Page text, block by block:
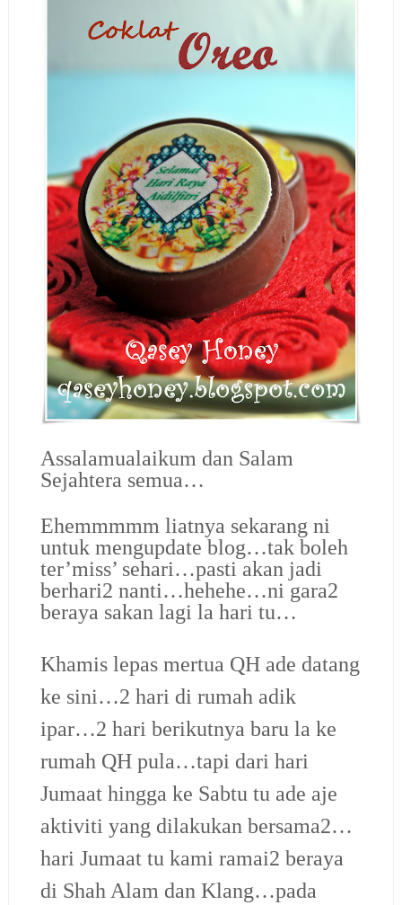
Assalamualaikum dan Salam
Sejahtera semua…
Ehemmmmm liatnya sekarang ni
untuk mengupdate blog…tak boleh
ter’miss’ sehari…pasti akan jadi
berhari2 nanti…hehehe…ni gara2
beraya sakan lagi la hari tu…
Khamis lepas mertua QH ade datang
ke sini…2 hari di rumah adik
ipar…2 hari berikutnya baru la ke
rumah QH pula…tapi dari hari
Jumaat hingga ke Sabtu tu ade aje
aktiviti yang dilakukan bersama2…
hari Jumaat tu kami ramai2 beraya
di Shah Alam dan Klang…pada